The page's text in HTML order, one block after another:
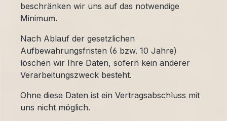
beschränken wir uns auf das notwendige
Minimum.
Nach Ablauf der gesetzlichen
Aufbewahrungsfristen (6 bzw. 10 Jahre)
löschen wir Ihre Daten, sofern kein anderer
Verarbeitungszweck besteht.
Ohne diese Daten ist ein Vertragsabschluss mit
uns nicht möglich.